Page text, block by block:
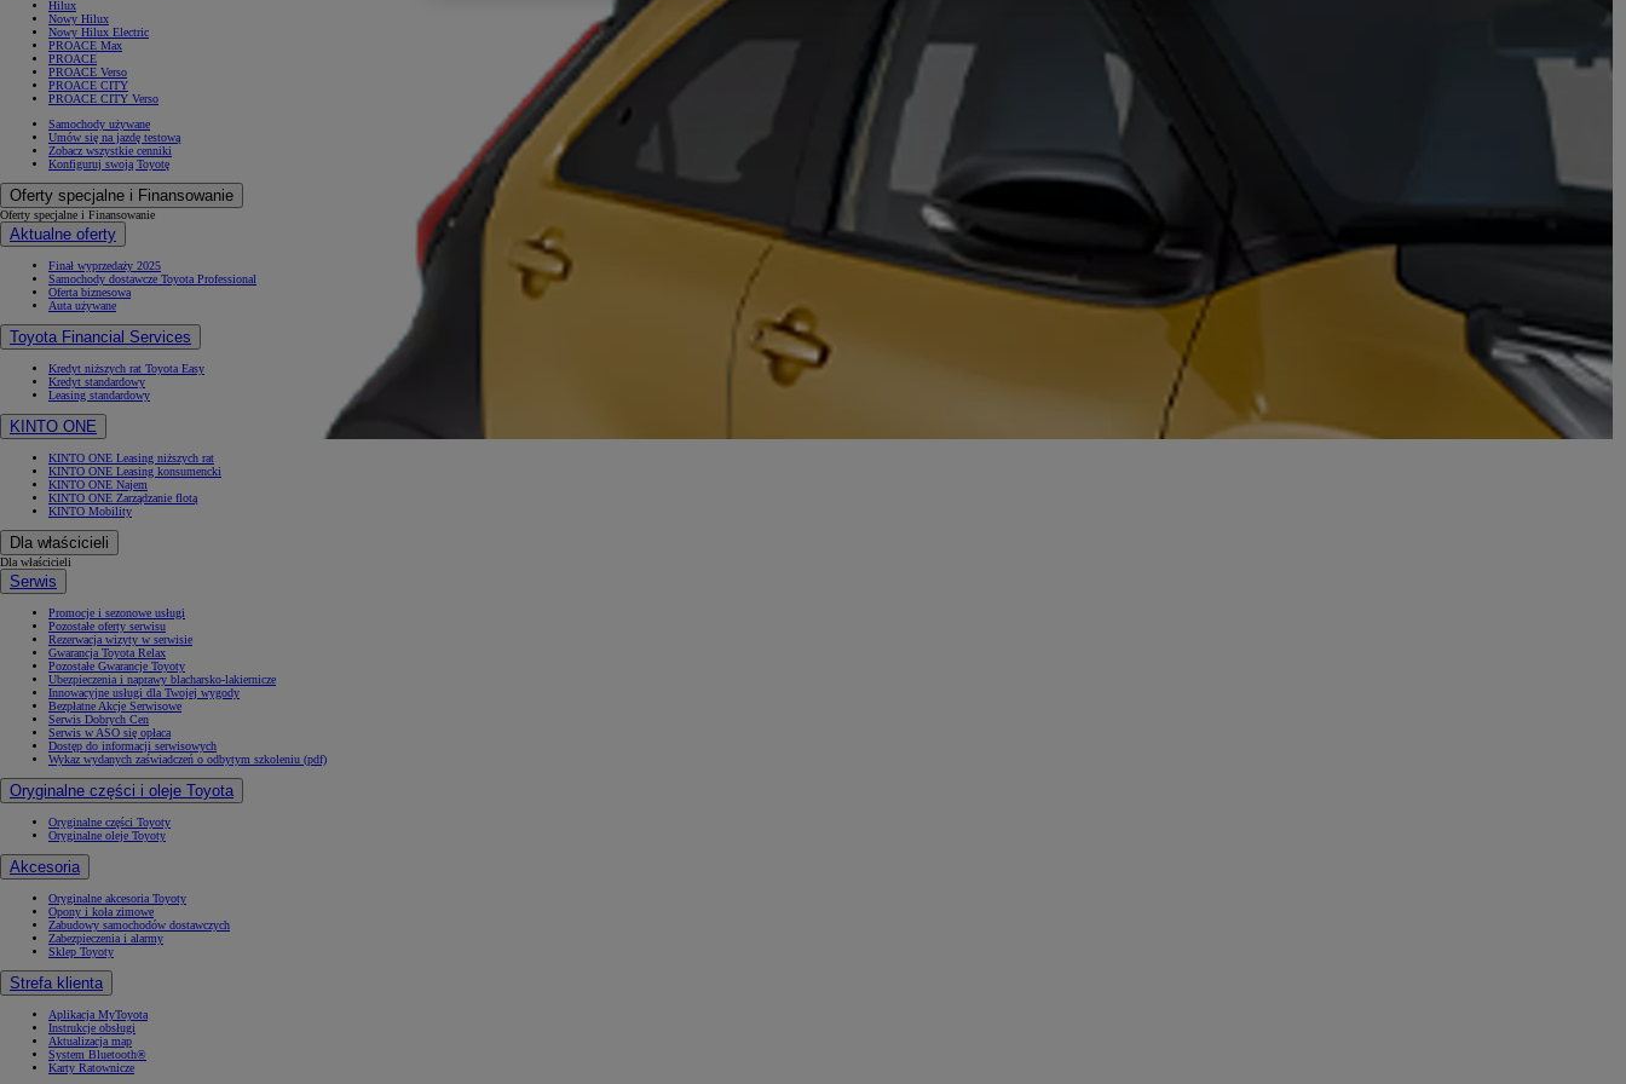
Hilux
Nowy Hilux
Nowy Hilux Electric
PROACE Max
PROACE
PROACE Verso
PROACE CITY
PROACE CITY Verso
Samochody używane
Umów się na jazdę testową
Zobacz wszystkie cenniki
Konfiguruj swoją Toyotę
Oferty specjalne i Finansowanie
Oferty specjalne i Finansowanie
Aktualne oferty
Finał wyprzedaży 2025
Samochody dostawcze Toyota Professional
Oferta biznesowa
Auta używane
Toyota Financial Services
Kredyt niższych rat Toyota Easy
Kredyt standardowy
Leasing standardowy
KINTO ONE
KINTO ONE Leasing niższych rat
KINTO ONE Leasing konsumencki
KINTO ONE Najem
KINTO ONE Zarządzanie flotą
KINTO Mobility
Dla właścicieli
Dla właścicieli
Serwis
Promocje i sezonowe usługi
Pozostałe oferty serwisu
Rezerwacja wizyty w serwisie
Gwarancja Toyota Relax
Pozostałe Gwarancje Toyoty
Ubezpieczenia i naprawy blacharsko-lakiernicze
Innowacyjne usługi dla Twojej wygody
Bezpłatne Akcje Serwisowe
Serwis Dobrych Cen
Serwis w ASO się opłaca
Dostęp do informacji serwisowych
Wykaz wydanych zaświadczeń o odbytym szkoleniu (pdf)
Oryginalne części i oleje Toyota
Oryginalne części Toyoty
Oryginalne oleje Toyoty
Akcesoria
Oryginalne akcesoria Toyoty
Opony i koła zimowe
Zabudowy samochodów dostawczych
Zabezpieczenia i alarmy
Sklep Toyoty
Strefa klienta
Aplikacja MyToyota
Instrukcje obsługi
Aktualizacja map
System Bluetooth®
Karty Ratownicze